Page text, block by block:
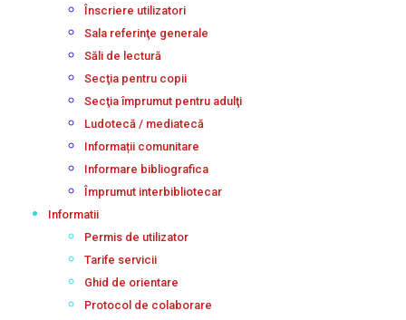
Înscriere utilizatori
Sala referinţe generale
Săli de lectură
Secţia pentru copii
Secţia împrumut pentru adulţi
Ludotecă / mediatecă
Informații comunitare
Informare bibliografica
Împrumut interbibliotecar
Informatii
Permis de utilizator
Tarife servicii
Ghid de orientare
Protocol de colaborare